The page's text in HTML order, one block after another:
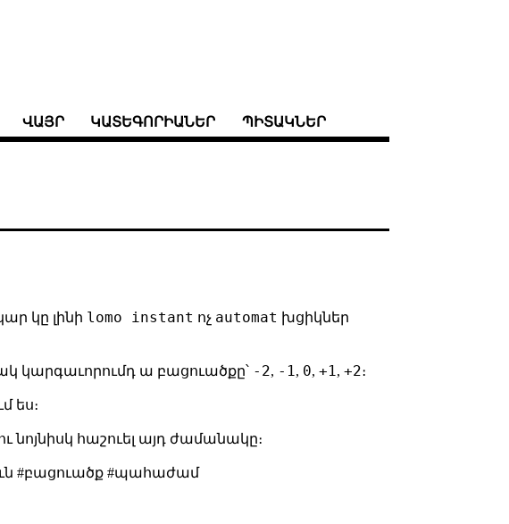
ՎԱՅՐ ԿԱՏԵԳՈՐԻԱՆԵՐ ՊԻՏԱԿՆԵՐ
կը լինի lomo instant ոչ automat խցիկներ
կարգաւորումդ ա բացուածքը՝ -2, -1, 0,+1,+2։
ես։
նոյնիսկ հաշուել այդ ժամանակը։
#բացուածք #պահաժամ